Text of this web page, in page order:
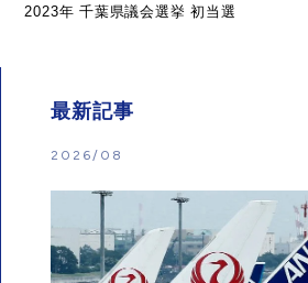
2023年 千葉県議会選挙 初当選
最新記事
2026/08